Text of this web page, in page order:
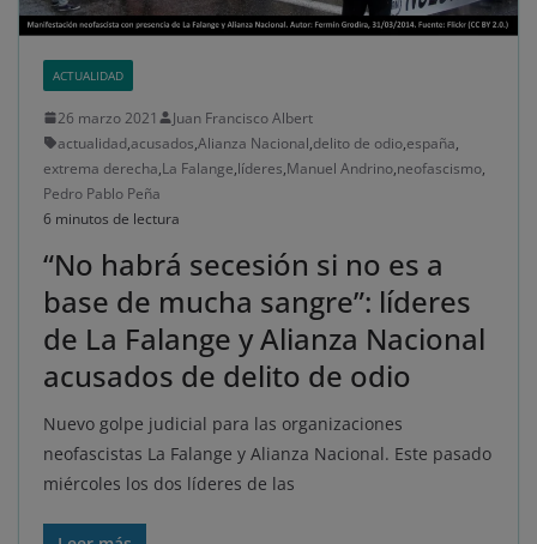
ACTUALIDAD
26 marzo 2021
Juan Francisco Albert
actualidad,acusados,Alianza Nacional,delito de odio,españa,
extrema derecha,La Falange,líderes,Manuel Andrino,neofascismo,
Pedro Pablo Peña
6 minutos de lectura
“No habrá secesión si no es a
base de mucha sangre”: líderes
de La Falange y Alianza Nacional
acusados de delito de odio
Nuevo golpe judicial para las organizaciones
neofascistas La Falange y Alianza Nacional. Este pasado
miércoles los dos líderes de las